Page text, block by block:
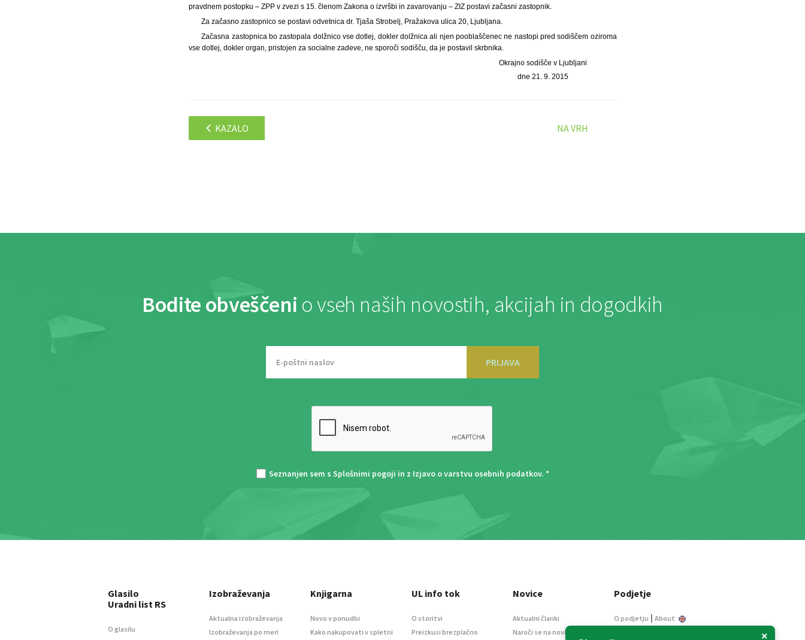
pravdnem postopku – ZPP v zvezi s 15. členom Zakona o izvršbi in zavarovanju – ZIZ postavi začasni zastopnik.
Za začasno zastopnico se postavi odvetnica dr. Tjaša Strobelj, Pražakova ulica 20, Ljubljana.
Začasna zastopnica bo zastopala dolžnico vse dotlej, dokler dolžnica ali njen pooblaščenec ne nastopi pred sodiščem oziroma
vse dotlej, dokler organ, pristojen za socialne zadeve, ne sporoči sodišču, da je postavil skrbnika.
Okrajno sodišče v Ljubljani
dne 21. 9. 2015
KAZALO NA VRH
Bodite obveščeni o vseh naših novostih, akcijah in dogodkih
PRIJAVA
Seznanjen sem s Splošnimi pogoji in z Izjavo o varstvu osebnih podatkov. *
×
Glasilo
Uradni list RS
O glasilu
Izobraževanja
Aktualna izobraževanja
Izobraževanja po meri
Knjigarna
Novo v ponudbi
Kako nakupovati v spletni
UL info tok
O storitvi
Preizkusi brezplačno
Novice
Aktualni članki
Naroči se na novice
Podjetje
O podjetju | About